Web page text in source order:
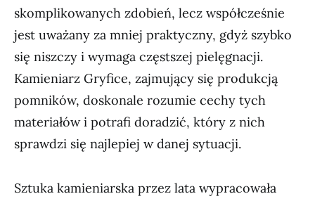
skomplikowanych zdobień, lecz współcześnie
jest uważany za mniej praktyczny, gdyż szybko
się niszczy i wymaga częstszej pielęgnacji.
Kamieniarz Gryfice, zajmujący się produkcją
pomników, doskonale rozumie cechy tych
materiałów i potrafi doradzić, który z nich
sprawdzi się najlepiej w danej sytuacji.
Sztuka kamieniarska przez lata wypracowała